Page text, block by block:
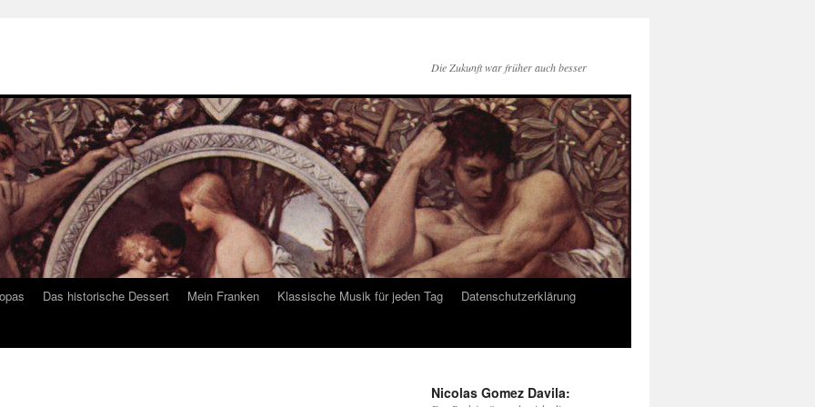
Die Zukunft war früher auch besser
Das historische Dessert Mein Franken Klassische Musik für jeden Tag
Datenschutzerklärung
Nicolas Gomez Davila: